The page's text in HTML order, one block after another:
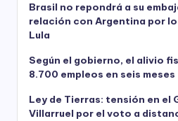
Brasil no repondrá a su
relación con Argentina por
Lula
Según el gobierno, el alivio
8.700 empleos en seis meses
Ley de Tierras: tensión en el
Villarruel por el voto a